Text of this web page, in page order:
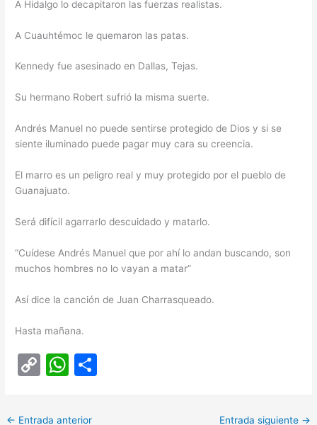
A Hidalgo lo decapitaron las fuerzas realistas.
A Cuauhtémoc le quemaron las patas.
Kennedy fue asesinado en Dallas, Tejas.
Su hermano Robert sufrió la misma suerte.
Andrés Manuel no puede sentirse protegido de Dios y si se
siente iluminado puede pagar muy cara su creencia.
El marro es un peligro real y muy protegido por el pueblo de
Guanajuato.
Será difícil agarrarlo descuidado y matarlo.
“Cuídese Andrés Manuel que por ahí lo andan buscando, son
muchos hombres no lo vayan a matar”
Así dice la canción de Juan Charrasqueado.
Hasta mañana.
C
p
W
at
← Entrada anterior Entrada siguiente →